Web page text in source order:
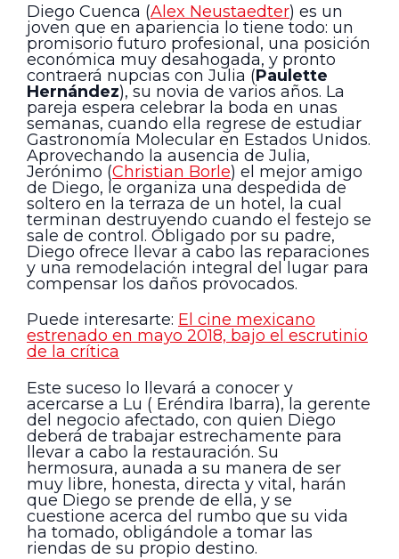
Diego Cuenca (Alex Neustaedter) es un
joven que en apariencia lo tiene todo: un
promisorio futuro profesional, una posición
económica muy desahogada, y pronto
contraerá nupcias con Julia (Paulette
Hernández), su novia de varios años. La
pareja espera celebrar la boda en unas
semanas, cuando ella regrese de estudiar
Gastronomía Molecular en Estados Unidos.
Aprovechando la ausencia de Julia,
Jerónimo (Christian Borle) el mejor amigo
de Diego, le organiza una despedida de
soltero en la terraza de un hotel, la cual
terminan destruyendo cuando el festejo se
sale de control. Obligado por su padre,
Diego ofrece llevar a cabo las reparaciones
y una remodelación integral del lugar para
compensar los daños provocados.
Puede interesarte: El cine mexicano
estrenado en mayo 2018, bajo el escrutinio
de la crítica
Este suceso lo llevará a conocer y
acercarse a Lu ( Eréndira Ibarra), la gerente
del negocio afectado, con quien Diego
deberá de trabajar estrechamente para
llevar a cabo la restauración. Su
hermosura, aunada a su manera de ser
muy libre, honesta, directa y vital, harán
que Diego se prende de ella, y se
cuestione acerca del rumbo que su vida
ha tomado, obligándole a tomar las
riendas de su propio destino.